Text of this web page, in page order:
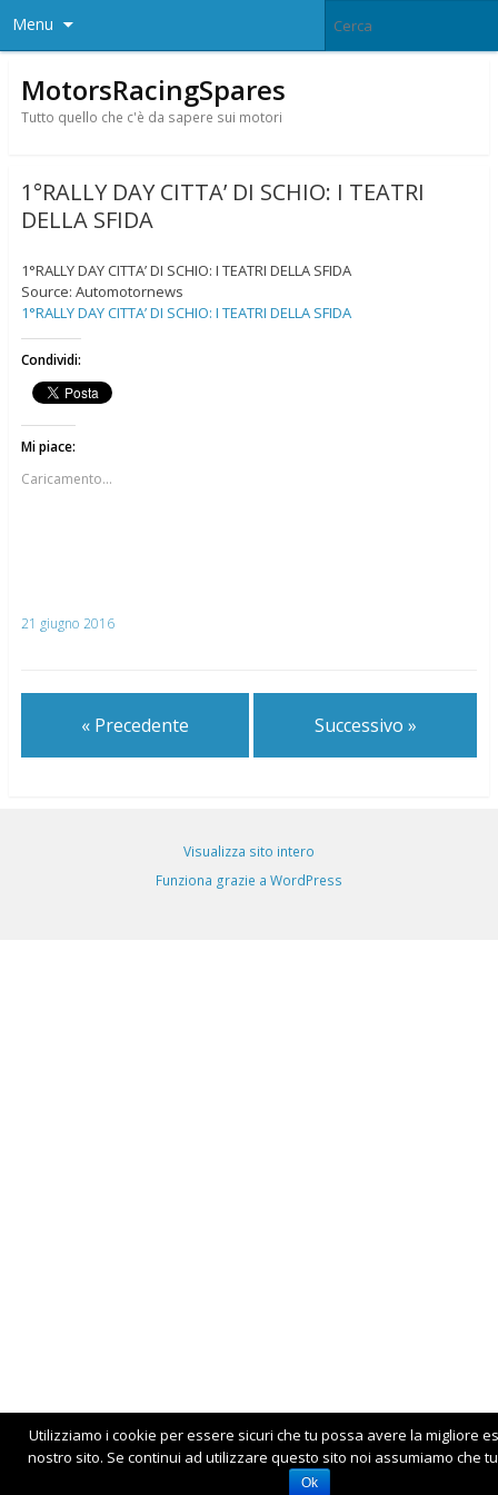
Menu
MotorsRacingSpares
Tutto quello che c'è da sapere sui motori
1°RALLY DAY CITTA’ DI SCHIO: I TEATRI
DELLA SFIDA
1°RALLY DAY CITTA’ DI SCHIO: I TEATRI DELLA SFIDA
Source: Automotornews
1°RALLY DAY CITTA’ DI SCHIO: I TEATRI DELLA SFIDA
Condividi:
Mi piace:
Caricamento...
21 giugno 2016
« Precedente Successivo »
Visualizza sito intero
Funziona grazie a WordPress
Utilizziamo i cookie per essere sicuri che tu possa avere la migliore
nostro sito. Se continui ad utilizzare questo sito noi assumiamo che
Ok